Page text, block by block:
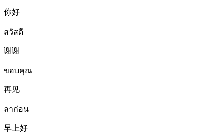
你好
สวัสดี
谢谢
ขอบคุณ
再见
ลาก่อน
早上好